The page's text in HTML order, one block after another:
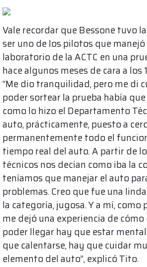
Vale recordar que Bessone tuvo
ser uno de los pilotos que
laboratorio de la ACTC en una
hace algunos meses de cara a
“Me dio tranquilidad, pero me di
poder sortear la prueba había
como lo hizo el Departamento
auto, prácticamente, puesto a
permanentemente todo el
tiempo real del auto. A partir de
técnicos nos decían como iba la
teníamos que manejar el auto
problemas. Creo que fue una
la categoría, jugosa. Y a mí,
me dejó una experiencia de
poder llegar hay que estar
que calentarse, hay que cuidar
elemento del auto”, explicó Tito.